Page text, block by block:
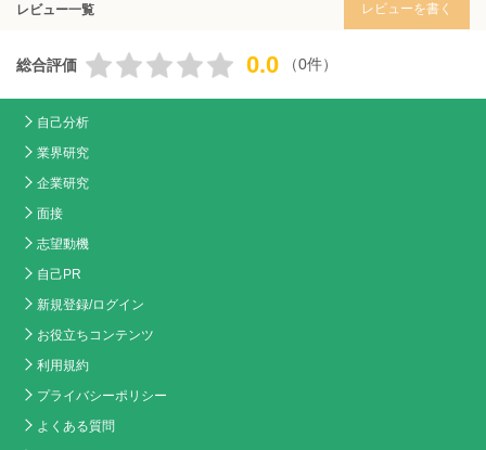
レビュー一覧 レビューを書く
総合評価 0.0 （0件）
自己分析
業界研究
企業研究
面接
志望動機
自己PR
新規登録/ログイン
お役立ちコンテンツ
利用規約
プライバシーポリシー
よくある質問